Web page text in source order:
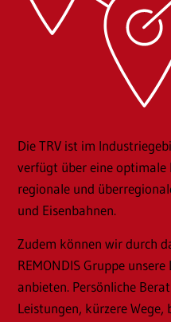
Die TRV ist im
verfügt über eine
regionale und
und Eisenbahnen.
Zudem können wir durch
REMONDIS Gruppe
anbieten. Persönliche
Leistungen, kürzere